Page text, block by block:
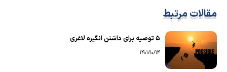
مقالات مرتبط
5 توصیه برای داشتن انگیزه لاغری
1401/10/14